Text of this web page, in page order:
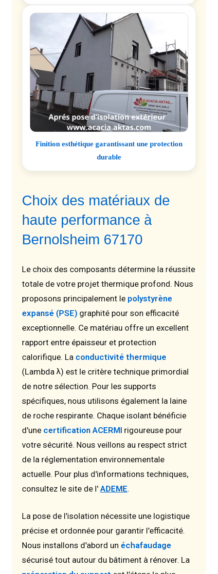
Finition esthétique garantissant une protection
durable
Choix des matériaux de
haute performance à
Bernolsheim 67170
Le choix des composants détermine la réussite
totale de votre projet thermique profond. Nous
proposons principalement le polystyrène
expansé (PSE) graphité pour son efficacité
exceptionnelle. Ce matériau offre un excellent
rapport entre épaisseur et protection
calorifique. La conductivité thermique
(Lambda λ) est le critère technique primordial
de notre sélection. Pour les supports
spécifiques, nous utilisons également la laine
de roche respirante. Chaque isolant bénéficie
d'une certification ACERMI rigoureuse pour
votre sécurité. Nous veillons au respect strict
de la réglementation environnementale
actuelle. Pour plus d'informations techniques,
consultez le site de l' ADEME.
La pose de l'isolation nécessite une logistique
précise et ordonnée pour garantir l'efficacité.
Nous installons d'abord un échafaudage
sécurisé tout autour du bâtiment à rénover. La